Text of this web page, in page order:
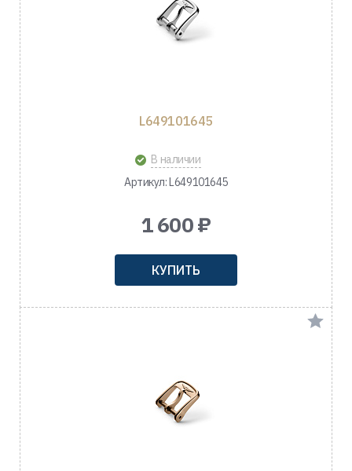
L649101645
В наличии
Артикул: L649101645
1 600 ₽
КУПИТЬ